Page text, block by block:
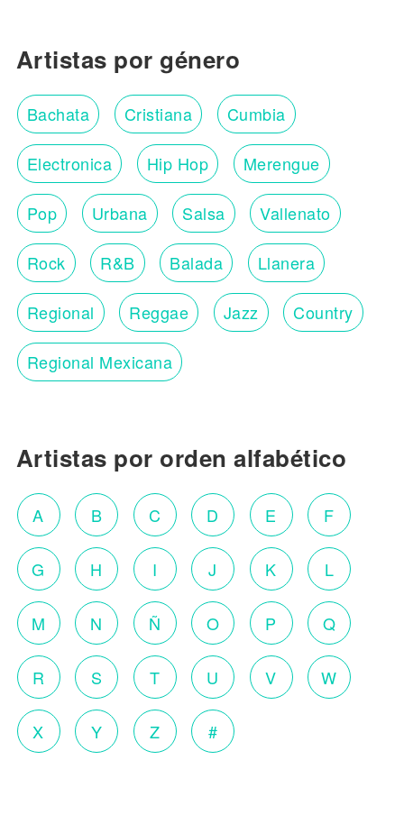
Artistas por género
Bachata Cristiana Cumbia
Electronica Hip Hop Merengue
Pop Urbana Salsa Vallenato
Rock R&B Balada Llanera
Regional Reggae Jazz Country
Regional Mexicana
Artistas por orden alfabético
A B C D E F
G H I J K L
M N Ñ O P Q
R S T U V W
X Y Z #